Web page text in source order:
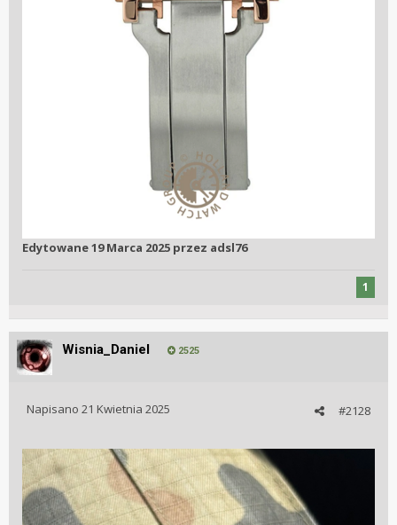
Edytowane19 Marca 2025 przez adsl76
1
Wisnia_Daniel 2525
#2128
Napisano 21 Kwietnia 2025